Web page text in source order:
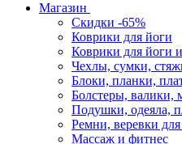
Магазин
Скидки -65%
Коврики для йоги
Коврики для йоги
Чехлы, сумки,
Блоки, планки,
Болстеры, валики,
Подушки, одеяла,
Ремни, веревки
Массаж и фитнес